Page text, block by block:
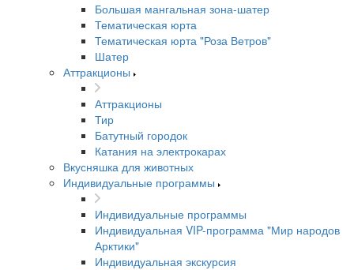
Большая мангальная зона-шатер
Тематическая юрта
Тематическая юрта "Роза Ветров"
Шатер
Аттракционы
Аттракционы
Тир
Батутный городок
Катания на электрокарах
Вкусняшка для животных
Индивидуальные программы
Индивидуальные программы
Индивидуальная VIP-программа "Мир народов
Арктики"
Индивидуальная экскурсия